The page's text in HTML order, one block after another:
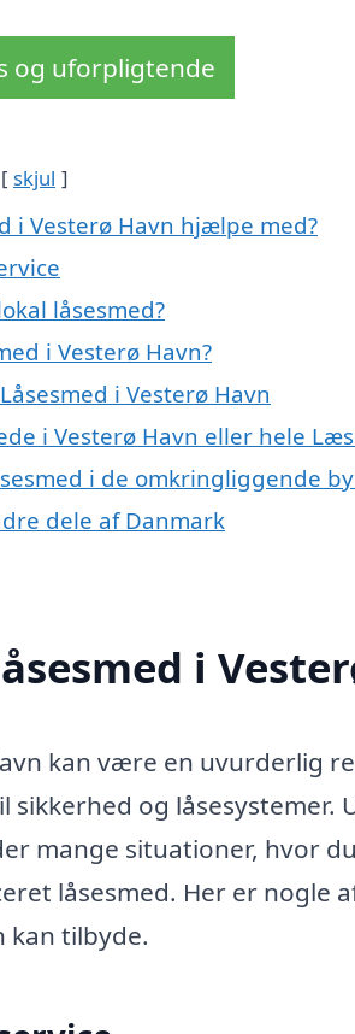
og uforpligtende
skjul
i Vesterø Havn hjælpe med?
låsesmed?
i Vesterø Havn?
i Vesterø Havn
i Vesterø Havn eller hele
i de omkringliggende
dele af Danmark
i
kan være en uvurderlig
og låsesystemer.
mange situationer, hvor
låsesmed. Her er nogle
kan tilbyde.